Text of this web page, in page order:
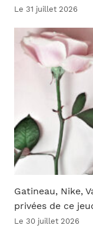
Le 31 juillet 2026
Gatineau, Nike,
privées de ce
Le 30 juillet 2026